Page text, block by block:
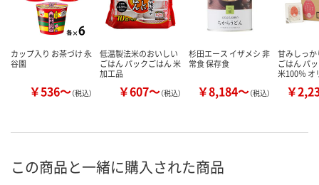
カップ入り お茶づけ 永
谷園
￥536～（税込）
低温製法米のおいしい
ごはん パックごはん 米
加工品
￥607～（税込）
杉田エース イザメシ 非
常食 保存食
￥8,184～（税込）
甘みしっ
ごはん パ
米100％
￥
この商品と一緒に購入された商品